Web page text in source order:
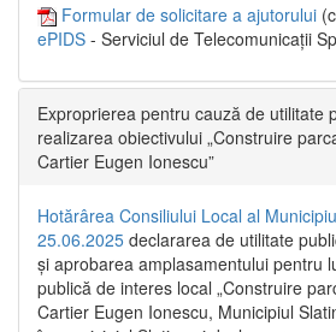
Formular de solicitare a ajutorului
ePIDS - Serviciul de Telecomunicații
Exproprierea pentru cauză de utilitate
realizarea obiectivului „Construire
Cartier Eugen Ionescu”
Hotărârea Consiliului Local al
25.06.2025 declararea de utilitate
și aprobarea amplasamentului pentru
publică de interes local „Construire
Cartier Eugen Ionescu, Municipiul